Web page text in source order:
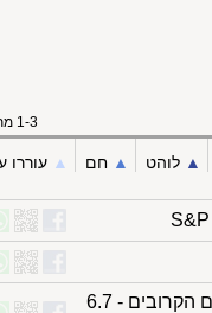
לוהט ▲︎ חם ▲︎ עוררו עניין
אגף התקציבים באוצר: אובדן התוצר מאי-תעסוקת חרדים בעשורים הקרובים - 6.7